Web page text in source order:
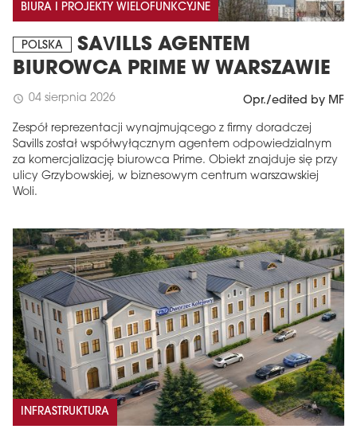
BIURA I PROJEKTY WIELOFUNKCYJNE
POLSKA
SAVILLS AGENTEM
BIUROWCA PRIME W WARSZAWIE
schedule 04 sierpnia 2026 Opr./edited by MF
Zespół reprezentacji wynajmującego z firmy doradczej
Savills został współwyłącznym agentem odpowiedzialnym
za komercjalizację biurowca Prime. Obiekt znajduje się przy
ulicy Grzybowskiej, w biznesowym centrum warszawskiej
Woli.
INFRASTRUKTURA